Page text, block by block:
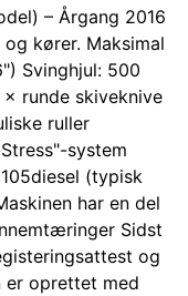
– Årgang 2016
kører. Maksimal
Svinghjul: 500
runde skiveknive
ruller
system
(typisk
har en del
Sidst
og
er oprettet med